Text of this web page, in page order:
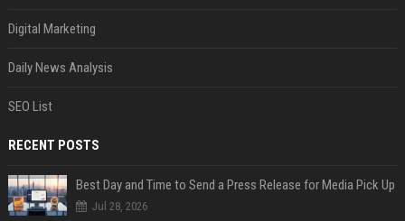
Digital Marketing
Daily News Analysis
SEO List
RECENT POSTS
Best Day and Time to Send a Press Release for Media Pick Up
Jul 28, 2026